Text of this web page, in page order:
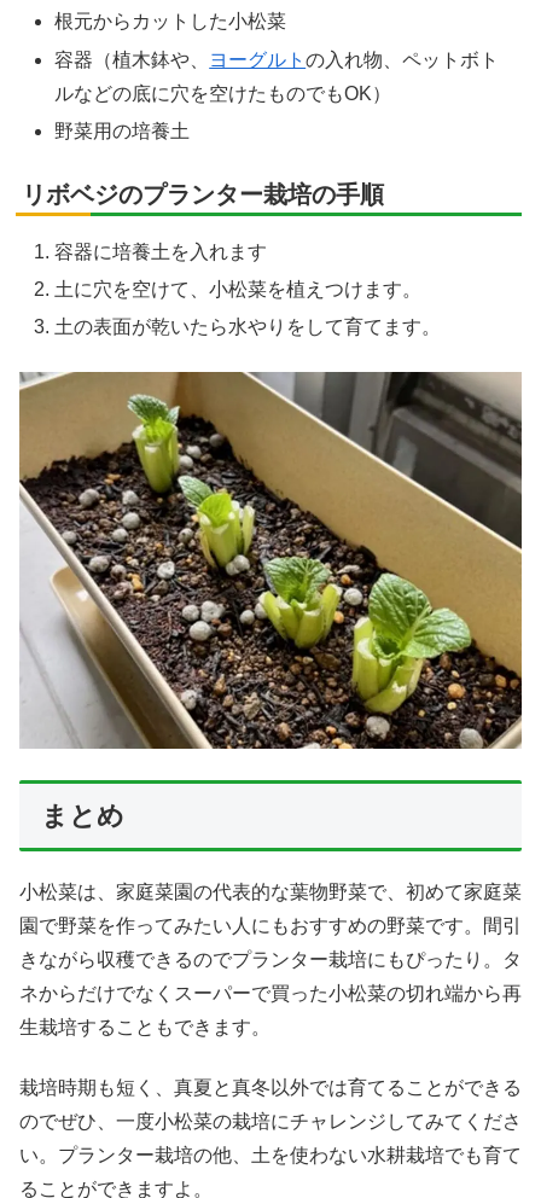
根元からカットした小松菜
容器（植木鉢や、
ヨーグルトの入れ物、ペットボト
ルなどの底に穴を空けたものでもOK）
野菜用の培養土
リボベジのプランター栽培の手順
容器に培養土を入れます
土に穴を空けて、小松菜を植えつけます。
土の表面が乾いたら水やりをして育てます。
まとめ
小松菜は、家庭菜園の代表的な葉物野菜で、初めて家庭菜
園で野菜を作ってみたい人にもおすすめの野菜です。間引
きながら収穫できるのでプランター栽培にもぴったり。タ
ネからだけでなくスーパーで買った小松菜の切れ端から再
生栽培することもできます。
栽培時期も短く、真夏と真冬以外では育てることができる
のでぜひ、一度小松菜の栽培にチャレンジしてみてくださ
い。プランター栽培の他、土を使わない水耕栽培でも育て
ることができますよ。